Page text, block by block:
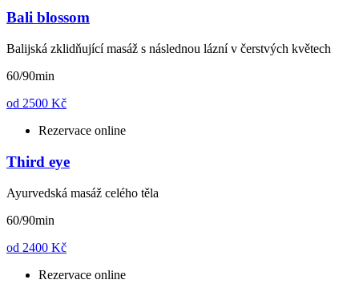
Bali blossom
Balijská zklidňující masáž s následnou lázní v čerstvých květech
60/90min
od 2500 Kč
Rezervace online
Third eye
Ayurvedská masáž celého těla
60/90min
od 2400 Kč
Rezervace online